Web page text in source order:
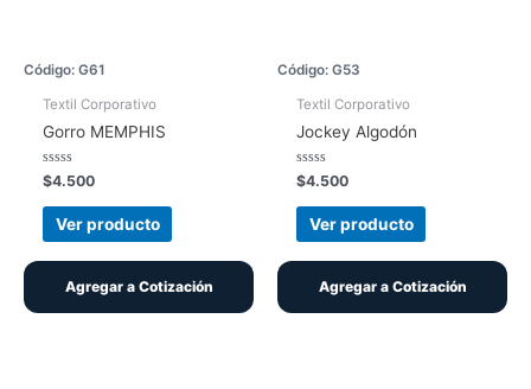
Código: G61
Textil Corporativo
Gorro MEMPHIS
Valorado
con
0
de
$4.500
Ver producto
Agregar a Cotización
Código: G53
Textil Corporativo
Jockey Algodón
Valorado
con
0
de
$4.500
Ver producto
Agregar a Cotización